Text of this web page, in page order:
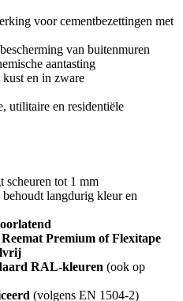
voor cementbezettingen met
van buitenmuren
aantasting
en in zware
utilitaire en residentiële
scheuren tot 1 mm
behoudt langdurig kleur en
Premium of Flexitape
RAL-kleuren (ook op
(volgens EN 1504-2)